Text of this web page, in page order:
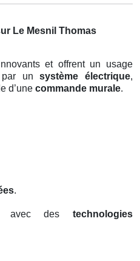
Le Mesnil Thomas
et offrent un usage
par unsystème électrique,
d’une commande murale.
.
avec des technologies